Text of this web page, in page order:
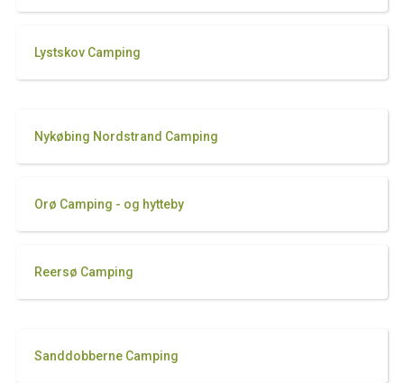
Lystskov Camping
Nykøbing Nordstrand Camping
Orø Camping - og hytteby
Reersø Camping
Sanddobberne Camping